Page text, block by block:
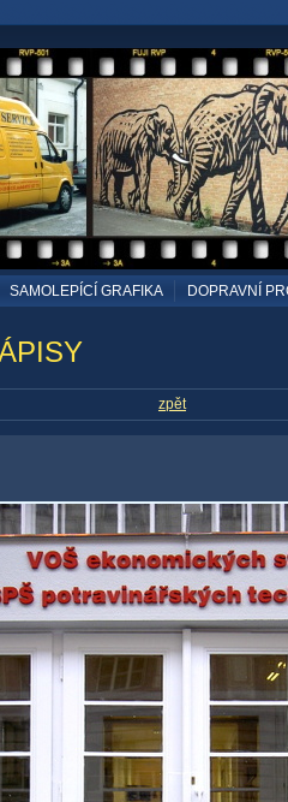
SAMOLEPÍCÍ GRAFIKA DOPRAVNÍ
zpět